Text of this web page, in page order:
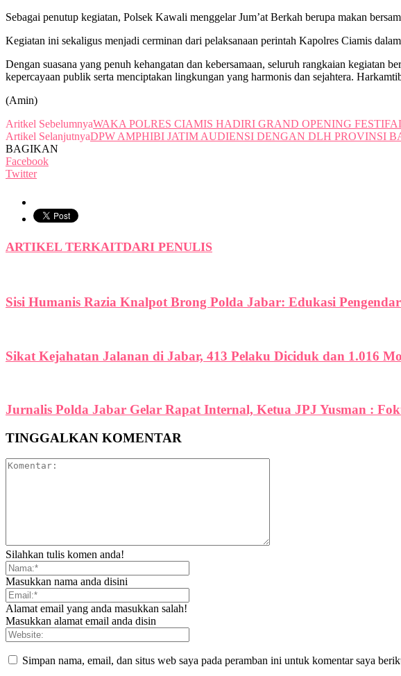
Sebagai penutup kegiatan, Polsek Kawali menggelar Jum’at Berkah berupa makan
Kegiatan ini sekaligus menjadi cerminan dari pelaksanaan perintah Kapolres Ciamis
Dengan suasana yang penuh kehangatan dan kebersamaan, seluruh rangkaian kegiatan
kepercayaan publik serta menciptakan lingkungan yang harmonis dan sejahtera.
(Amin)
Aritkel SebelumnyaWAKA POLRES CIAMIS HADIRI GRAND OPENING
Artikel SelanjutnyaDPW AMPHIBI JATIM AUDIENSI DENGAN DLH PROVINSI
BAGIKAN
Facebook
Twitter
ARTIKEL TERKAITDARI PENULIS
Sisi Humanis Razia Knalpot Brong Polda Jabar: Edukasi
Sikat Kejahatan Jalanan di Jabar, 413 Pelaku Diciduk dan 1.016
Jurnalis Polda Jabar Gelar Rapat Internal, Ketua JPJ Yusman :
TINGGALKAN KOMENTAR
Silahkan tulis komen anda!
Masukkan nama anda disini
Alamat email yang anda masukkan salah!
Masukkan alamat email anda disin
Simpan nama, email, dan situs web saya pada peramban ini untuk komentar saya